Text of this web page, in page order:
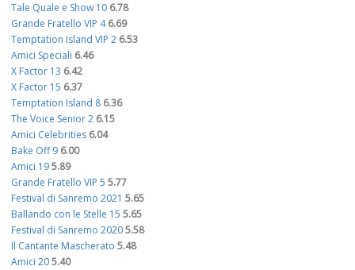
Tale Quale e Show 10 6.78
Grande Fratello VIP 4 6.69
Temptation Island VIP 2 6.53
Amici Speciali 6.46
X Factor 13 6.42
X Factor 15 6.37
Temptation Island 8 6.36
The Voice Senior 2 6.15
Amici Celebrities 6.04
Bake Off 9 6.00
Amici 195.89
Grande Fratello VIP 5 5.77
Festival di Sanremo 2021 5.65
Ballando con le Stelle 15 5.65
Festival di Sanremo 20205.58
Il Cantante Mascherato 5.48
Amici 205.40